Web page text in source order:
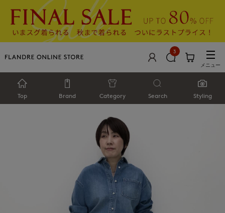
3
メニュー
Top Brand Category Search Styling